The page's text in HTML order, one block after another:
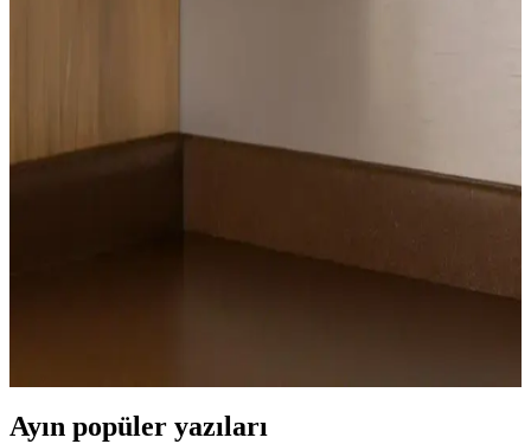
Uygun fiyatlı tüller, çeşitli renk ve doku seçenekleriyle
dekorasyonda estetik ve fonksiyonel çözümler sunar. Kalite ve
İç Mekan Tasarımında Fincan Düzeni: Estetik ve
Ayın popüler yazıları